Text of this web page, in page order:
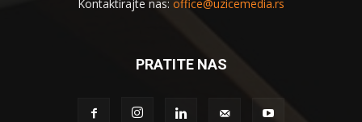
Kontaktirajte nas: office@uzicemedia.rs
PRATITE NAS